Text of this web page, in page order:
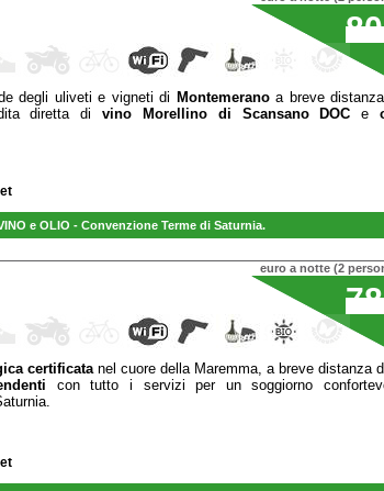
80
degli uliveti e vigneti di Montemeranoa breve
diretta di vino Morellino di Scansano DOC e
e OLIO - Convenzione Terme di Saturnia.
78
euro a notte (2
certificatanel cuore della Maremma, a breve distanza
con tutto i servizi per un soggiorno